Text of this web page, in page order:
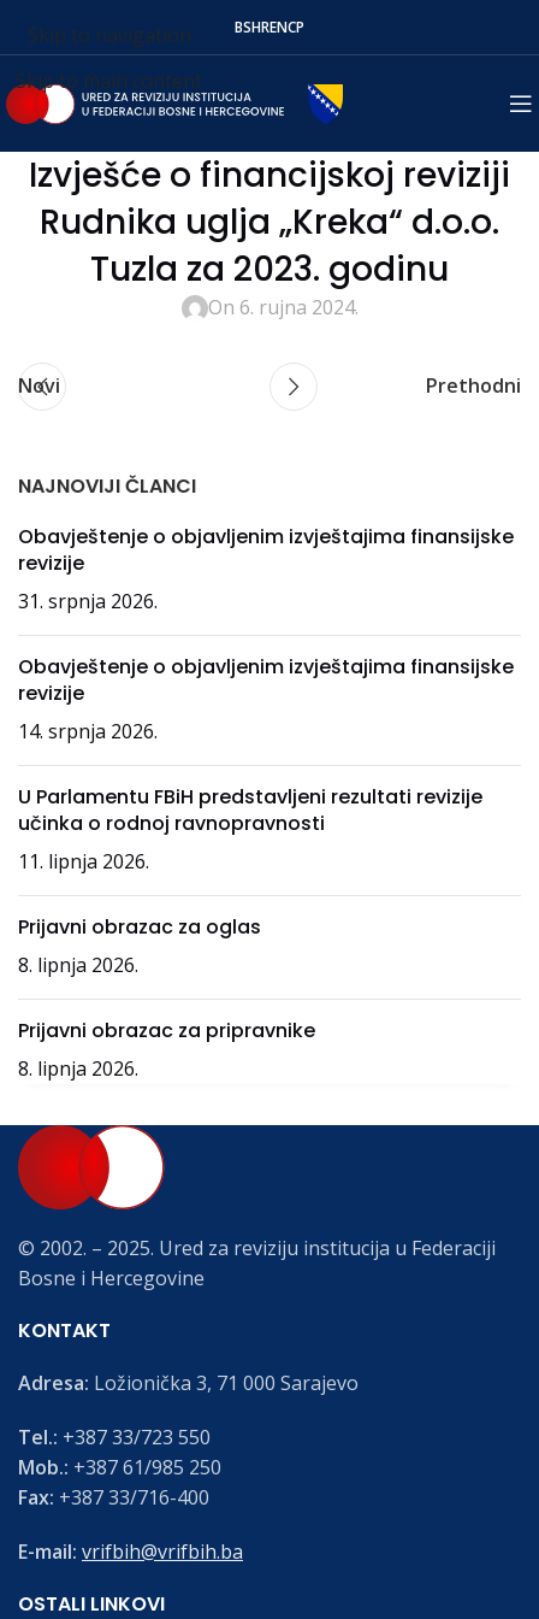
Skip to navigation
Skip to main content
BSHRENСР
Izvješće o financijskoj reviziji
Rudnika uglja „Kreka“ d.o.o.
Tuzla za 2023. godinu
On 6. rujna 2024.
Novi Prethodni
NAJNOVIJI ČLANCI
Obavještenje o objavljenim izvještajima finansijske
revizije
31. srpnja 2026.
Obavještenje o objavljenim izvještajima finansijske
revizije
14. srpnja 2026.
U Parlamentu FBiH predstavljeni rezultati revizije
učinka o rodnoj ravnopravnosti
11. lipnja 2026.
Prijavni obrazac za oglas
8. lipnja 2026.
Prijavni obrazac za pripravnike
8. lipnja 2026.
© 2002. – 2025. Ured za reviziju institucija u Federaciji
Bosne i Hercegovine
KONTAKT
Adresa: Ložionička 3, 71 000 Sarajevo
Tel.: +387 33/723 550
Mob.: +387 61/985 250
Fax: +387 33/716-400
E-mail: vrifbih@vrifbih.ba
OSTALI LINKOVI